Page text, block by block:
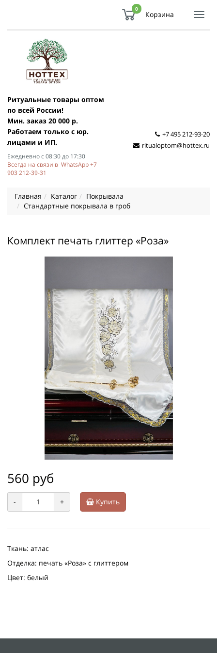
0
Корзина
Ритуальные товары оптом
по всей России!
Мин. заказ 20 000 р.
Работаем только с юр.
лицами и ИП.
Ежедневно с 08:30 до 17:30
Всегда на связи в WhatsApp +7
903 212-39-31
+7 495 212-93-20
ritualoptom@hottex.ru
Главная Каталог
Покрывала
Стандартные покрывала в гроб
Комплект печать глиттер «Роза»
560 руб
- + Купить
Ткань: атлас
Отделка: печать «Роза» с глиттером
Цвет: белый